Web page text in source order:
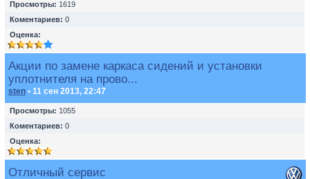
Просмотры: 1619
Коментариев: 0
Оценка:
Акции по замене каркаса сидений и установки
уплотнителя на прово...
sten • 11 сен 2013, 22:47
Просмотры: 1055
Коментариев: 0
Оценка:
Отличный сервис